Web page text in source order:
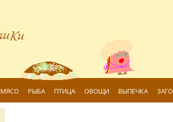
МЯСО РЫБА ПТИЦА ОВОЩИ ВЫПЕЧКА